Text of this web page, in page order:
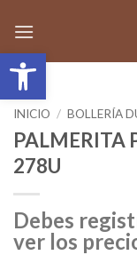
Abrir
contenido
INICIO / BOLLERÍA
PALMERITA
278U
Debes
ver los